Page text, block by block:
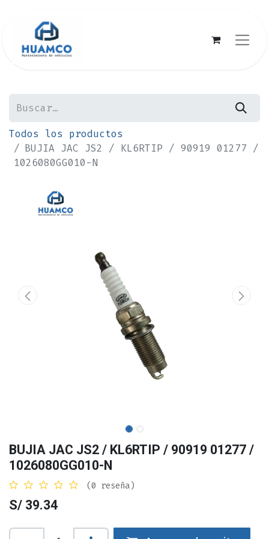
Todos los productos
BUJIA JAC JS2 / KL6RTIP / 90919 01277 /
1026080GG010-N
BUJIA JAC JS2 / KL6RTIP / 90919 01277 /
1026080GG010-N
(0 reseña)
S/ 39.34